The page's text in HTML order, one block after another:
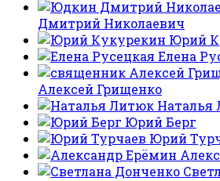
Дмитрий Николаевич
Юрий
Елена
Алексей Грищенко
Наталья
Юрий Берг
Юрий